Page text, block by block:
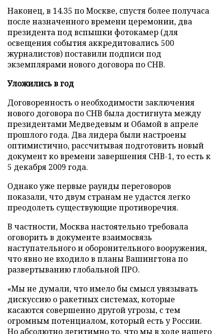
Наконец, в 14.35 по Москве, спустя более получаса
после назначенного времени церемонии, два
президента под вспышки фотокамер (для
освещения события аккредитовались 500
журналистов) поставили подписи под
экземплярами нового договора по СНВ.
Уложились в год
Договоренность о необходимости заключения
нового договора по СНВ была достигнута между
президентами Медведевым и Обамой в апреле
прошлого года. Два лидера были настроены
оптимистично, рассчитывая подготовить новый
документ ко времени завершения СНВ-1, то есть к
5 декабря 2009 года.
Однако уже первые раунды переговоров
показали, что двум странам не удастся легко
преодолеть существующие противоречия.
В частности, Москва настоятельно требовала
оговорить в документе взаимосвязь
наступательного и оборонительного вооружения,
что явно не входило в планы Вашингтона по
развертыванию глобальной ПРО.
«Мы не думали, что имело бы смысл увязывать
дискуссию о ракетных системах, которые
касаются совершенно другой угрозы, с тем
огромным потенциалом, который есть у России.
Но абсолютно легитимно то, что мы в ходе нашего